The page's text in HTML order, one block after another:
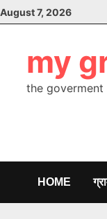
Skip
to
August 7, 2026
my
the
HOME